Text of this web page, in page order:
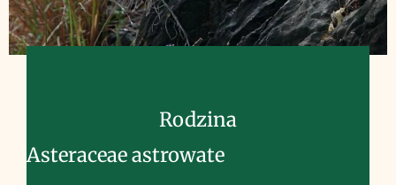
Rodzina
Asteraceae astrowate